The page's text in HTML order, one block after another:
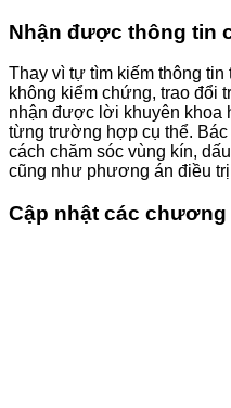
Nhận được thông tin
Thay vì tự tìm kiếm thông
không kiểm chứng, trao đổi
nhận được lời khuyên khoa
từng trường hợp cụ thể.
cách chăm sóc vùng kín,
cũng như phương án điều
Cập nhật các